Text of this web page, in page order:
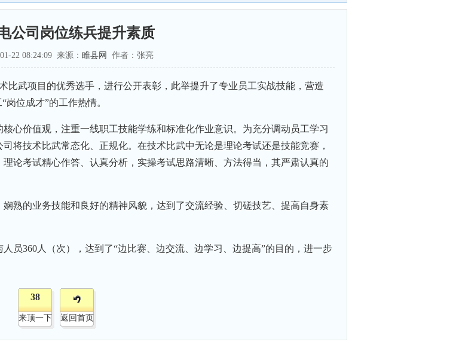
公司岗位练兵提升素质
22 08:24:09 来源： 睢县网 作者：张亮
比武项目的优秀选手，进行公开表彰，此举提升了专业员工实战技能，营造
位成才”的工作热情。
心价值观，注重一线职工技能学练和标准化作业意识。为充分调动员工学习
将技术比武常态化、正规化。在技术比武中无论是理论考试还是技能竞赛，
论考试精心作答、认真分析，实操考试思路清晰、方法得当，其严肃认真的
熟的业务技能和良好的精神风貌，达到了交流经验、切磋技艺、提高自身素
员360人（次），达到了“边比赛、边交流、边学习、边提高”的目的，进一步
38
来顶一下 返回首页